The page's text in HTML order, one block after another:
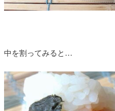
中を割ってみると…